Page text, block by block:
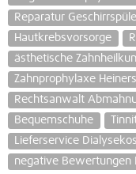
Reparatur
Hautkrebsvorsorge
ästhetische
Zahnprophylaxe
Rechtsanwalt
Bequemschuhe
Lieferservice
negative Bewertungen